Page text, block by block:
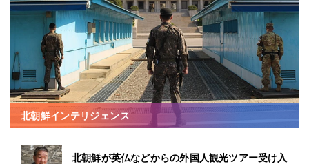
北朝鮮インテリジェンス
北朝鮮が英仏などからの外国人観光ツアー受け入